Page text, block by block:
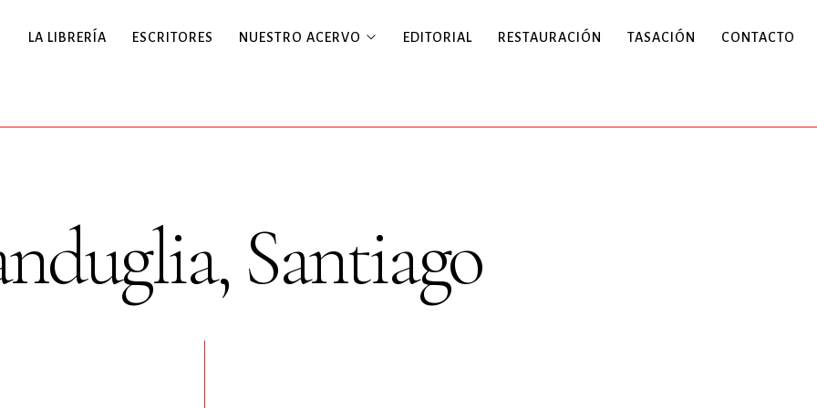
LA LIBRERÍA ESCRITORES NUESTRO ACERVO EDITORIAL RESTAURACIÓN TASACIÓN CONTACTO
Santiago